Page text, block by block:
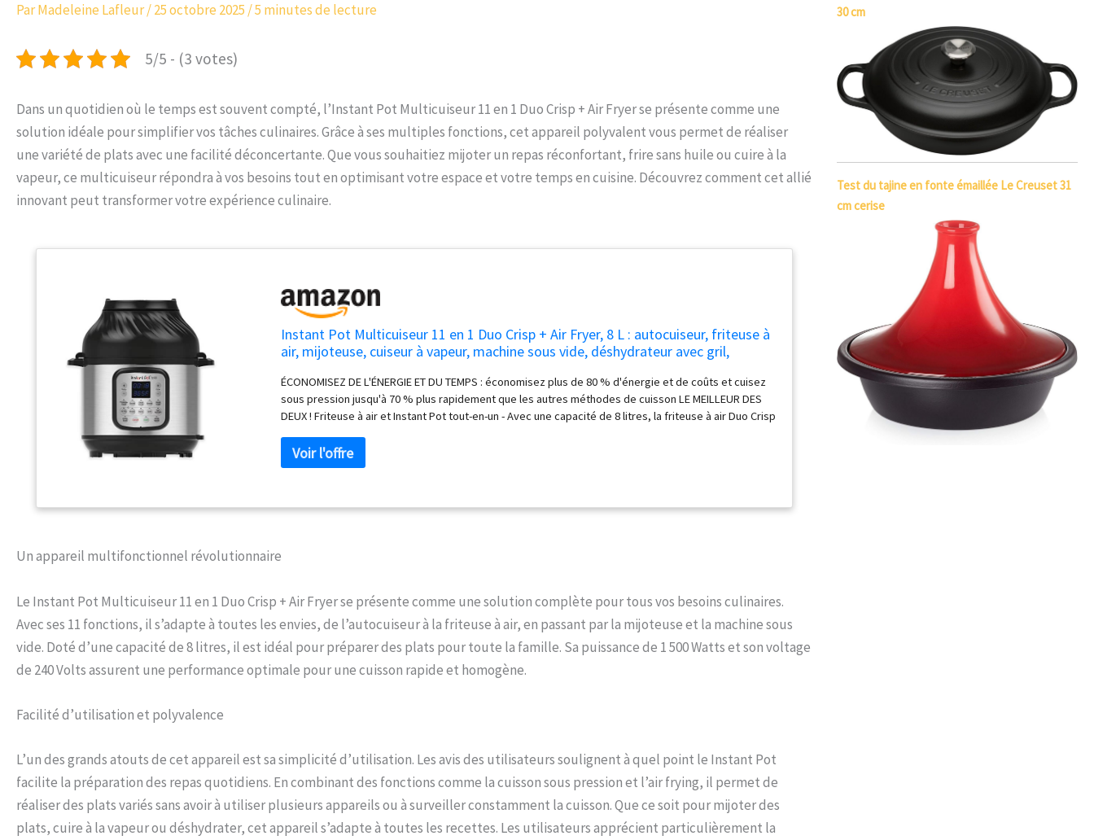
ParMadeleine Lafleur/25 octobre 2025 /5 minutes de lecture
5/5 - (3 votes)
Dans un quotidien où le temps est souvent compté, l’Instant Pot Multicuiseur 11 en 1 Duo Crisp + Air Fryer se présente comme une
solution idéale pour simplifier vos tâches culinaires. Grâce à ses multiples fonctions, cet appareil polyvalent vous permet de réaliser
une variété de plats avec une facilité déconcertante. Que vous souhaitiez mijoter un repas réconfortant, frire sans huile ou cuire à la
vapeur, ce multicuiseur répondra à vos besoins tout en optimisant votre espace et votre temps en cuisine. Découvrez comment cet allié
innovant peut transformer votre expérience culinaire.
Instant Pot Multicuiseur 11 en 1 Duo Crisp + Air Fryer, 8 L : autocuiseur, friteuse à
air, mijoteuse, cuiseur à vapeur, machine sous vide, déshydrateur avec gril,
ÉCONOMISEZ DE L'ÉNERGIE ET DU TEMPS : économisez plus de 80 % d'énergie et de coûts et cuisez
sous pression jusqu'à 70 % plus rapidement que les autres méthodes de cuisson LE MEILLEUR DES
DEUX ! Friteuse à air et Instant Pot tout-en-un - Avec une capacité de 8 litres, la friteuse à air Duo Crisp
amateurs qui veulent tout ! METTEZ LA CUISSON SUR PILOTE AUTOMATIQUE ET OBTENEZ DE DÉLICIEUX
RÉSULTATS : 11 programmes de cuisson à une touche : autocuiseur, sauteuse, cuiseur à vapeur,
friteuse à air dans un seul appareil. DES ACCESSOIRES POUR RENDRE LA CUISINE ENCORE PLUS FACILE
coussinets de protection pour un rangement facile ! CONTENU DE LA BOÎTE : couvercle de
l'autocuiseur, casserole intérieure, grille à vapeur avec poignées, panier à friteuse à air, plateau de
déshydratation et coussin de protection, couvercle de rangement et câbles d'alimentation
britanniques.
Un appareil multifonctionnel révolutionnaire
Le Instant Pot Multicuiseur 11 en 1 Duo Crisp + Air Fryer se présente comme une solution complète pour tous vos besoins culinaires.
Avec ses 11 fonctions, il s’adapte à toutes les envies, de l’autocuiseur à la friteuse à air, en passant par la mijoteuse et la machine sous
vide. Doté d’une capacité de 8 litres, il est idéal pour préparer des plats pour toute la famille. Sa puissance de 1 500 Watts et son voltage
de 240 Volts assurent une performance optimale pour une cuisson rapide et homogène.
Facilité d’utilisation et polyvalence
L’un des grands atouts de cet appareil est sa simplicité d’utilisation. Les avis des utilisateurs soulignent à quel point le Instant Pot
facilite la préparation des repas quotidiens. En combinant des fonctions comme la cuisson sous pression et l’air frying, il permet de
réaliser des plats variés sans avoir à utiliser plusieurs appareils ou à surveiller constamment la cuisson. Que ce soit pour mijoter des
plats, cuire à la vapeur ou déshydrater, cet appareil s’adapte à toutes les recettes. Les utilisateurs apprécient particulièrement la
30 cm
Test du tajine en fonte émaillée Le Creuset 31
cm cerise